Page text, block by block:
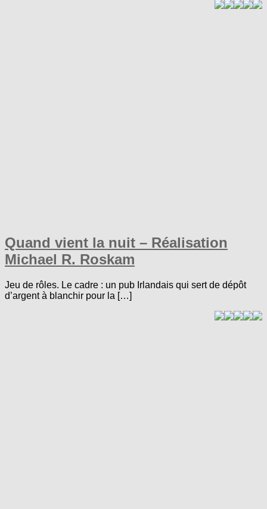
Quand vient la nuit – Réalisation
Michael R. Roskam
Jeu de rôles. Le cadre : un pub Irlandais qui sert de dépôt
d’argent à blanchir pour la […]